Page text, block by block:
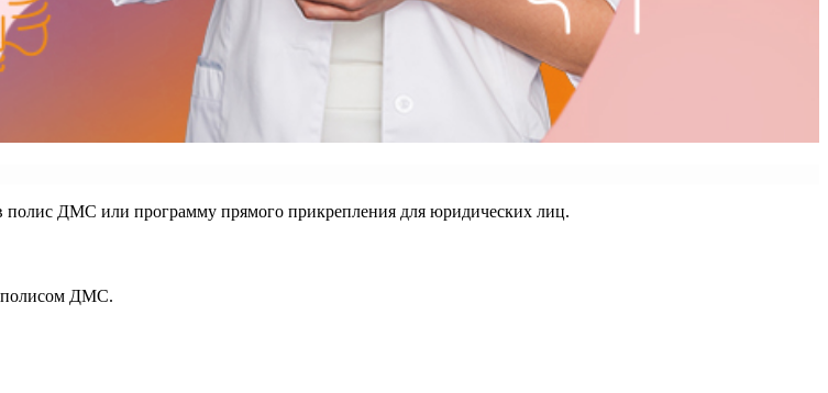
полис ДМС или программу прямого прикрепления для юридических лиц.
полисом ДМС.